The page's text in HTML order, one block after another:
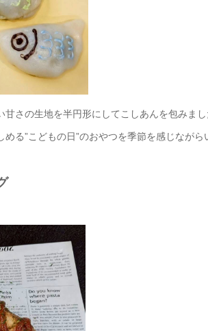
甘さの生地を半円形にしてこしあんを包みま
る”こどもの日”のおやつを季節を感じながら